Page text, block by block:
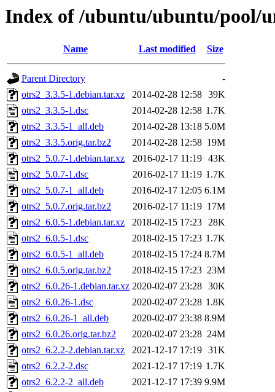
Index of /ubuntu/ubuntu/pool/
Name Last modified Size
Parent Directory
-
otrs2_3.3.5-1.debian.tar.xz
2014-02-28 12:58 39K
otrs2_3.3.5-1.dsc
2014-02-28 12:58 1.7K
otrs2_3.3.5-1_all.deb
2014-02-28 13:18 5.0M
otrs2_3.3.5.orig.tar.bz2
2014-02-28 12:58 19M
otrs2_5.0.7-1.debian.tar.xz
2016-02-17 11:19 43K
otrs2_5.0.7-1.dsc
2016-02-17 11:19 1.7K
otrs2_5.0.7-1_all.deb
2016-02-17 12:05 6.1M
otrs2_5.0.7.orig.tar.bz2
2016-02-17 11:19 17M
otrs2_6.0.5-1.debian.tar.xz
2018-02-15 17:23 28K
otrs2_6.0.5-1.dsc
2018-02-15 17:23 1.7K
otrs2_6.0.5-1_all.deb
2018-02-15 17:24 8.7M
otrs2_6.0.5.orig.tar.bz2
2018-02-15 17:23 23M
otrs2_6.0.26-1.debian.tar.xz 2020-02-07 23:28 30K
otrs2_6.0.26-1.dsc
2020-02-07 23:28 1.8K
otrs2_6.0.26-1_all.deb
2020-02-07 23:38 8.9M
otrs2_6.0.26.orig.tar.bz2
2020-02-07 23:28 24M
otrs2_6.2.2-2.debian.tar.xz
2021-12-17 17:19 31K
otrs2_6.2.2-2.dsc
2021-12-17 17:19 1.7K
otrs2_6.2.2-2_all.deb
2021-12-17 17:39 9.9M